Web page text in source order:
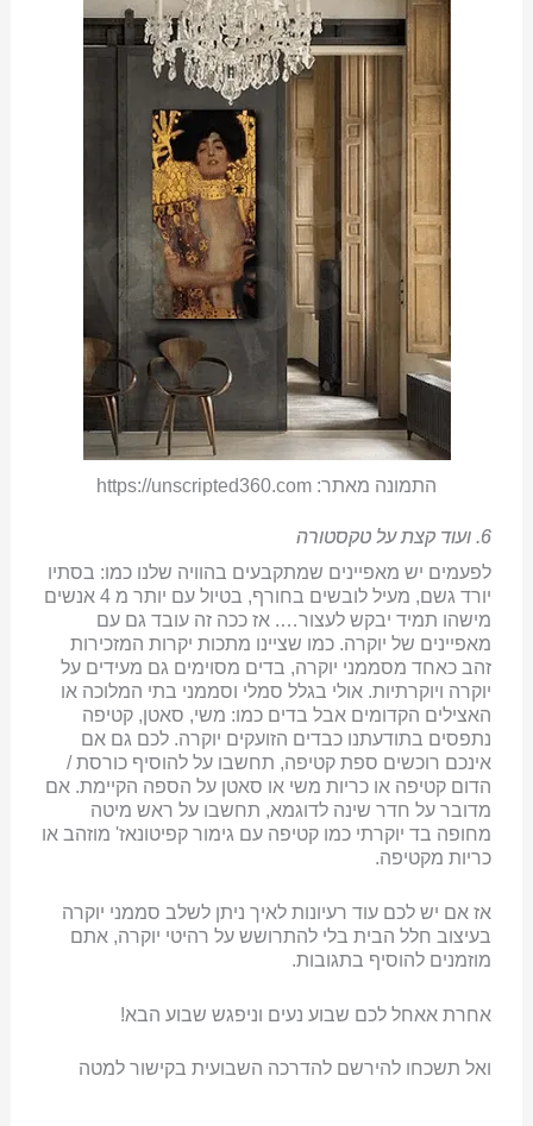
התמונה מאתר: https://unscripted360.com
6. ועוד קצת על טקסטורה
לפעמים יש מאפיינים שמתקבעים בהוויה שלנו כמו: בסתיו
יורד גשם, מעיל לובשים בחורף, בטיול עם יותר מ 4 אנשים
מישהו תמיד יבקש לעצור…. אז ככה זה עובד גם עם
מאפיינים של יוקרה. כמו שציינו מתכות יקרות המזכירות
זהב כאחד מסממני יוקרה, בדים מסוימים גם מעידים על
יוקרה ויוקרתיות. אולי בגלל סמלי וסממני בתי המלוכה או
האצילים הקדומים אבל בדים כמו: משי, סאטן, קטיפה
נתפסים בתודעתנו כבדים הזועקים יוקרה. לכם גם אם
אינכם רוכשים ספת קטיפה, תחשבו על להוסיף כורסת /
הדום קטיפה או כריות משי או סאטן על הספה הקיימת. אם
מדובר על חדר שינה לדוגמא, תחשבו על ראש מיטה
מחופה בד יוקרתי כמו קטיפה עם גימור קפיטונאז' מוזהב או
כריות מקטיפה.
אז אם יש לכם עוד רעיונות לאיך ניתן לשלב סממני יוקרה
בעיצוב חלל הבית בלי להתרושש על רהיטי יוקרה, אתם
מוזמנים להוסיף בתגובות.
אחרת אאחל לכם שבוע נעים וניפגש שבוע הבא!
ואל תשכחו להירשם להדרכה השבועית בקישור למטה